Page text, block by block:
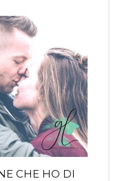
CHE HO DI